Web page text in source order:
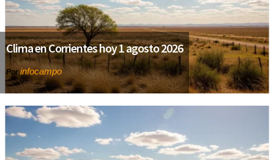
Clima en Corrientes hoy 1 agosto 2026
Porinfocampo